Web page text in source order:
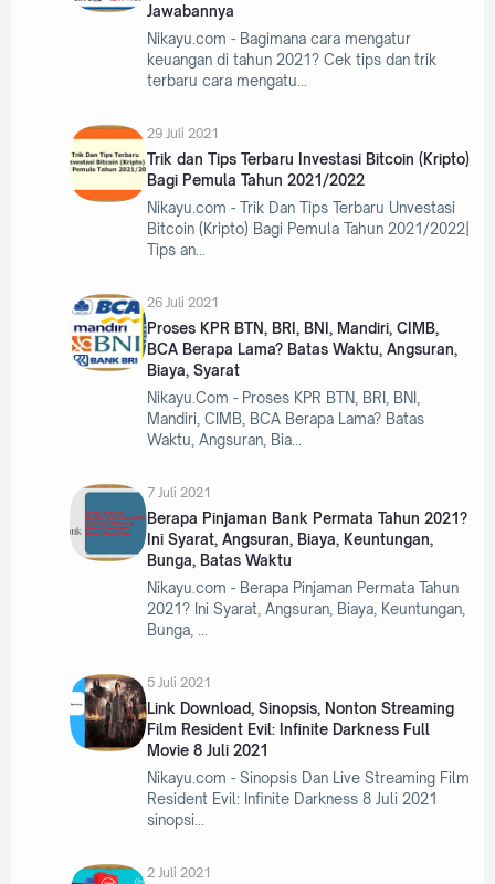
Jawabannya
Nikayu.com - Bagimana cara mengatur
keuangan di tahun 2021? Cek tips dan trik
terbaru cara mengatu
29 Juli 2021
Trik dan Tips Terbaru Investasi Bitcoin (Kripto)
Bagi Pemula Tahun 2021/2022
Nikayu.com - Trik Dan Tips Terbaru Unvestasi
Bitcoin (Kripto) Bagi Pemula Tahun 2021/2022|
Tips an
26 Juli 2021
Proses KPR BTN, BRI, BNI, Mandiri, CIMB,
BCA Berapa Lama? Batas Waktu, Angsuran,
Biaya, Syarat
Nikayu.Com - Proses KPR BTN, BRI, BNI,
Mandiri, CIMB, BCA Berapa Lama? Batas
Waktu, Angsuran, Bia
7 Juli 2021
Berapa Pinjaman Bank Permata Tahun 2021?
Ini Syarat, Angsuran, Biaya, Keuntungan,
Bunga, Batas Waktu
Nikayu.com - Berapa Pinjaman Permata Tahun
2021? Ini Syarat, Angsuran, Biaya, Keuntungan,
Bunga,
5 Juli 2021
Link Download, Sinopsis, Nonton Streaming
Film Resident Evil: Infinite Darkness Full
Movie 8 Juli 2021
Nikayu.com - Sinopsis Dan Live Streaming Film
Resident Evil: Infinite Darkness 8 Juli 2021
sinopsi
2 Juli 2021